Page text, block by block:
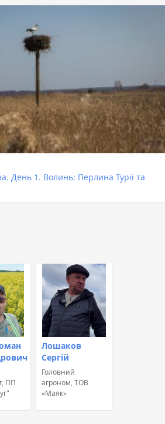
День 1. Волинь: Перлина Турії та
ПП
Лошаков
Сергій
Головний
агроном, ТОВ
«Маяк»